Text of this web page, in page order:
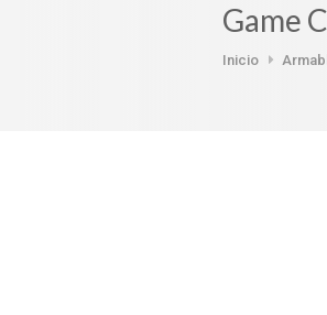
Game
Inicio